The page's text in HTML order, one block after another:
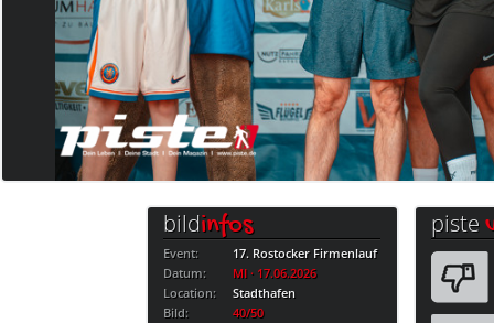
bildinfos
Event:
17. Rostocker Firmenlauf
Datum:
MI · 17.06.2026
Location:
Stadthafen
Bild:
40/50
piste